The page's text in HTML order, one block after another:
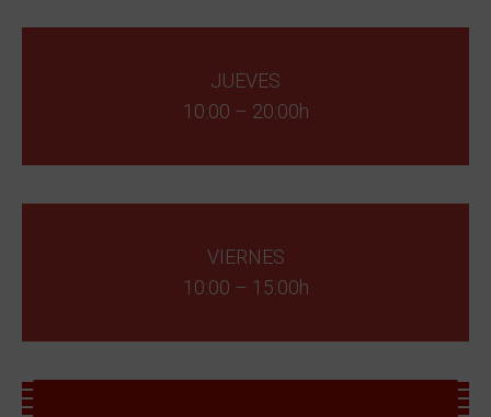
JUEVES
10:00 – 20:00h
VIERNES
10:00 – 15:00h